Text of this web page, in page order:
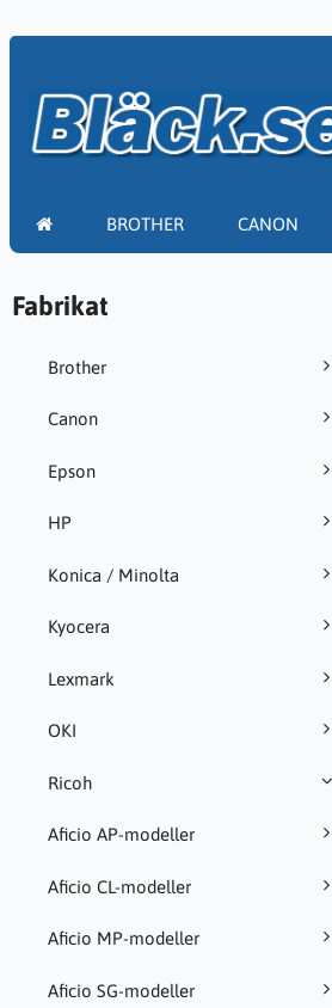
BROTHER CANON
Fabrikat
Brother
Canon
Epson
HP
Konica / Minolta
Kyocera
Lexmark
OKI
Ricoh
Aficio AP-modeller
Aficio CL-modeller
Aficio MP-modeller
Aficio SG-modeller